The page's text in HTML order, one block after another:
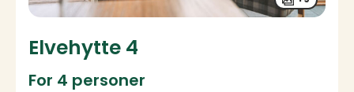
Elvehytte 4
For 4 personer